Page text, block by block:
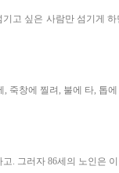
고 싶은 사람만 섬기게
창에 찔려, 불에 타,
. 그러자 86세의 노인은